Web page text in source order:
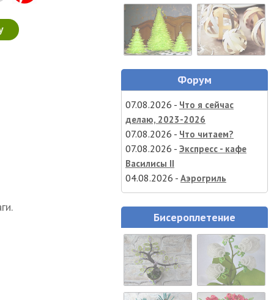
Форум
07.08.2026 - Что я сейчас
делаю, 2023-2026
07.08.2026 - Что читаем?
07.08.2026 - Экспресс - кафе
Василисы II
04.08.2026 - Аэрогриль
Бисероплетение